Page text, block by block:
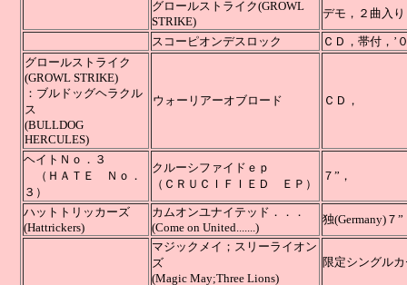
グロールストライク(GROWL
STRIKE)
デモ，２曲入
スコーピオンデスロック
ＣＤ，
グロールストライク
(GROWL STRIKE)
：ブルドッグヘラクル
ス
(BULLDOG
HERCULES)
ウォーリアーオブロード Ｃ
ヘイトＮｏ．３
（ＨＡＴＥ Ｎｏ．
３）
クルーシファイドｅｐ
（ＣＲＵＣＩＦＩＥＤ ＥＰ）
７”，
ハットトリッカーズ
(Hattrickers)
カムオンユナイテッド．．．
(Come on United.......)
独(Germany)７”
マジックメイ；スリーライオン
ズ
(Magic May;Three Lions)
限定シングル